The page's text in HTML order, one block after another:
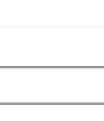
試